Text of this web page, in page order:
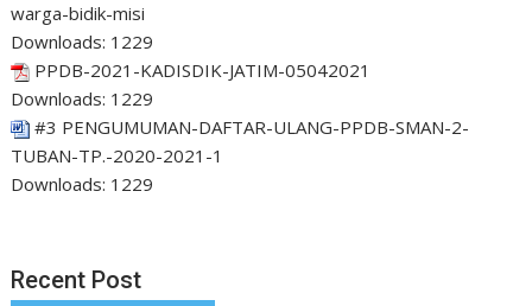
warga-bidik-misi
Downloads: 1229
PPDB-2021-KADISDIK-JATIM-05042021
Downloads: 1229
#3 PENGUMUMAN-DAFTAR-ULANG-PPDB-SMAN-2-
TUBAN-TP.-2020-2021-1
Downloads: 1229
Recent Post